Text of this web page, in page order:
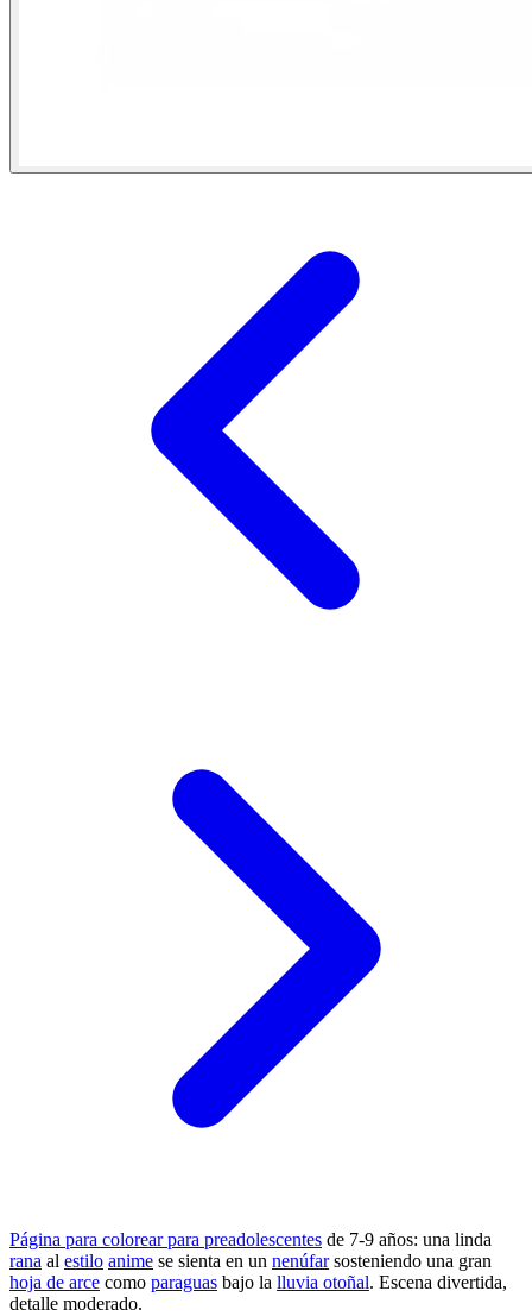
Página para colorear para preadolescentes de 7-9 años: una linda
rana al estilo anime se sienta en un nenúfarsosteniendo una gran
hoja de arce como paraguas bajo la lluvia otoñal. Escena divertida,
detalle moderado.